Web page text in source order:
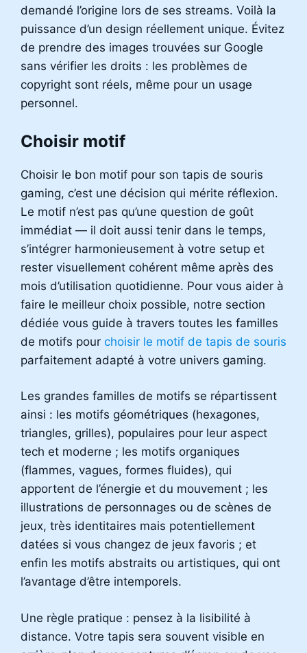
demandé l’origine lors de ses streams. Voilà la
puissance d’un design réellement unique. Évitez
de prendre des images trouvées sur Google
sans vérifier les droits : les problèmes de
copyright sont réels, même pour un usage
personnel.
Choisir motif
Choisir le bon motif pour son tapis de souris
gaming, c’est une décision qui mérite réflexion.
Le motif n’est pas qu’une question de goût
immédiat — il doit aussi tenir dans le temps,
s’intégrer harmonieusement à votre setup et
rester visuellement cohérent même après des
mois d’utilisation quotidienne. Pour vous aider à
faire le meilleur choix possible, notre section
dédiée vous guide à travers toutes les familles
de motifs pour choisir le motif de tapis de souris
parfaitement adapté à votre univers gaming.
Les grandes familles de motifs se répartissent
ainsi : les motifs géométriques (hexagones,
triangles, grilles), populaires pour leur aspect
tech et moderne ; les motifs organiques
(flammes, vagues, formes fluides), qui
apportent de l’énergie et du mouvement ; les
illustrations de personnages ou de scènes de
jeux, très identitaires mais potentiellement
datées si vous changez de jeux favoris ; et
enfin les motifs abstraits ou artistiques, qui ont
l’avantage d’être intemporels.
Une règle pratique : pensez à la lisibilité à
distance. Votre tapis sera souvent visible en